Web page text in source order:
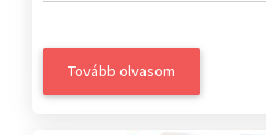
Tovább olvasom